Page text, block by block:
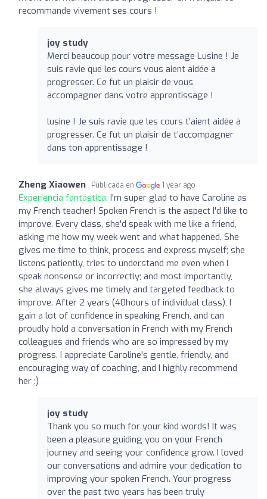
recommande vivement ses cours !
joy study
Merci beaucoup pour votre message Lusine ! Je
suis ravie que les cours vous aient aidée à
progresser. Ce fut un plaisir de vous
accompagner dans votre apprentissage !
lusine ! Je suis ravie que les cours t’aient aidée à
progresser. Ce fut un plaisir de t’accompagner
dans ton apprentissage !
Zheng Xiaowen Publicada en 1 year ago
Experiencia fantástica: I'm super glad to have Caroline as
my French teacher! Spoken French is the aspect I'd like to
improve. Every class, she'd speak with me like a friend,
asking me how my week went and what happened. She
gives me time to think, process and express myself; she
listens patiently, tries to understand me even when I
speak nonsense or incorrectly; and most importantly,
she always gives me timely and targeted feedback to
improve. After 2 years (40hours of individual class), I
gain a lot of confidence in speaking French, and can
proudly hold a conversation in French with my French
colleagues and friends who are so impressed by my
progress. I appreciate Caroline's gentle, friendly, and
encouraging way of coaching, and I highly recommend
her :)
joy study
Thank you so much for your kind words! It was
been a pleasure guiding you on your French
journey and seeing your confidence grow. I loved
our conversations and admire your dedication to
improving your spoken French. Your progress
over the past two years has been truly